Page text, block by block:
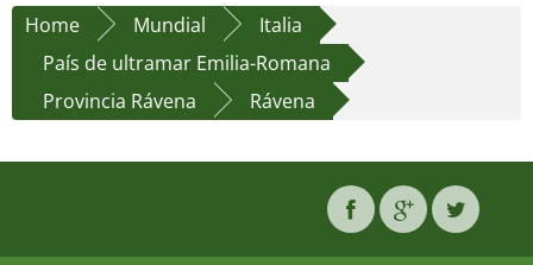
Home Mundial
Italia
País de ultramar Emilia-Romana
Provincia Rávena
Rávena